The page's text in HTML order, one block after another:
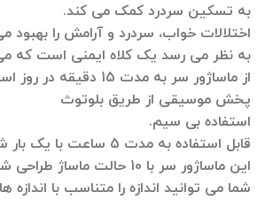
به تسکین سردرد کمک می کند.
اختلالات خواب، سردرد و آرامش را بهبود
به نظر می رسد یک کلاه ایمنی است که می
از ماساژور سر به مدت 15 دقیقه در روز استفاده کنید تا به راحتی بخوابید و جوان شوید.
پخش موسیقی از طریق بلوتوث
استفاده بی سیم.
قابل استفاده به مدت 5 ساعت با یک بار شارژ.
این ماساژور سر با 10 حالت ماساژ طراحی شده است.
شما می توانید اندازه را متناسب با